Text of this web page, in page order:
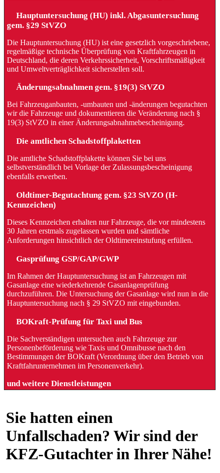
Hauptuntersuchung (HU) inkl. Abgasuntersuchung
gem. §29 StVZO
Die Hauptuntersuchung (HU) ist eine gesetzlich vorgeschriebene,
regelmäßige technische Überprüfung von Kraftfahrzeugen in
Deutschland, die deren Verkehrssicherheit, Vorschriftsmäßigkeit
und Umweltverträglichkeit sicherstellen soll.
Änderungsabnahmen gem. §19(3) StVZO
Bei Fahrzeuganbauten, -umbauten und -änderungen begutachten
wir die Fahrzeuge und dokumentieren die Veränderung nach §
19(3) StVZO in einer Änderungsabnahmebescheinigung.
Die amtlichen Schadstoffplaketten
Die amtliche Schadstoffplakette können Sie bei uns
selbstverständlich bei Vorlage der Zulassungsbescheinigung
ebenfalls erwerben.
Oldtimer-Begutachtung gem. §23 StVZO (H-
Kennzeichen)
Dieses Kennzeichen erhalten nur Fahrzeuge, die vor mindestens
30 Jahren erstmals zugelassen wurden und sämtliche
Anforderungen hinsichtlich der Oldtimereinstufung erfüllen.
Gasprüfung GSP/GAP/GWP
Im Rahmen der Hauptuntersuchung ist an Fahrzeugen mit
Gasanlage eine wiederkehrende Gasanlagenprüfung
durchzuführen. Die Untersuchung der Gasanlage wird nun in die
Hauptuntersuchung nach § 29 StVZO mit eingebunden.
BOKraft-Prüfung für Taxi und Bus
Die Sachverständigen untersuchen auch Fahrzeuge zur
Personenbeförderung wie Taxis und Omnibusse nach den
Bestimmungen der BOKraft (Verordnung über den Betrieb von
Kraftfahrunternehmen im Personenverkehr).
und weitere Dienstleistungen
Sie hatten einen
Unfallschaden? Wir sind der
KFZ-Gutachter in Ihrer Nähe!